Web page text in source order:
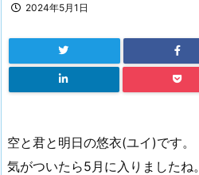
2024年5月1日
空と君と明日の悠衣(ユイ)です。
気がついたら5月に入りましたね。